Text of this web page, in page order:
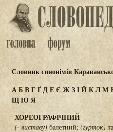
Словник синонімів
АБВГҐДЕЄ ЖЗІЙКЛМ
ЩЮ Я
ХОРЕОГРАФІЧНИЙ
(- виставу) балетний; (гурток)